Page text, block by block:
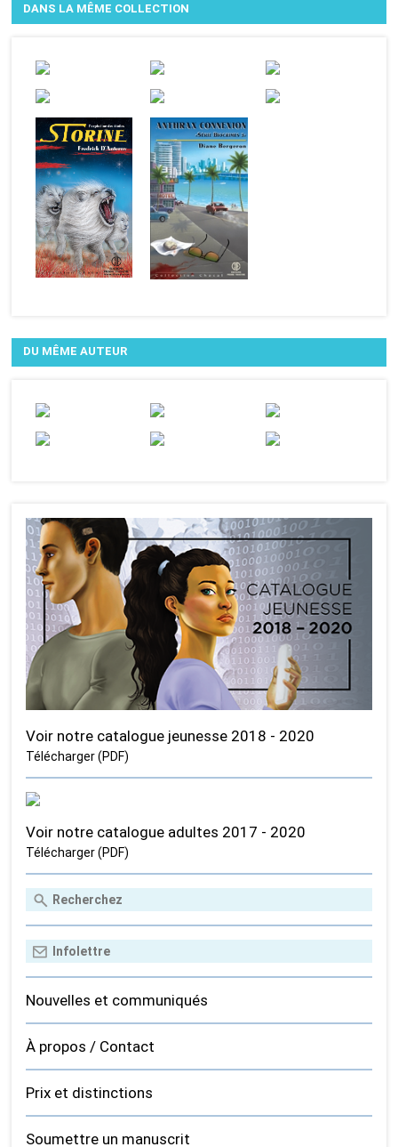
DANS LA MÊME COLLECTION
DU MÊME AUTEUR
Voir notre catalogue jeunesse 2018 - 2020
Télécharger (PDF)
Voir notre catalogue adultes 2017 - 2020
Télécharger (PDF)
Nouvelles et communiqués
À propos / Contact
Prix et distinctions
Soumettre un manuscrit